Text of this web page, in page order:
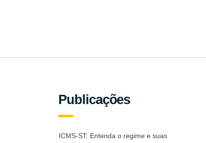
Publicações
ICMS-ST: Entenda o regime e suas